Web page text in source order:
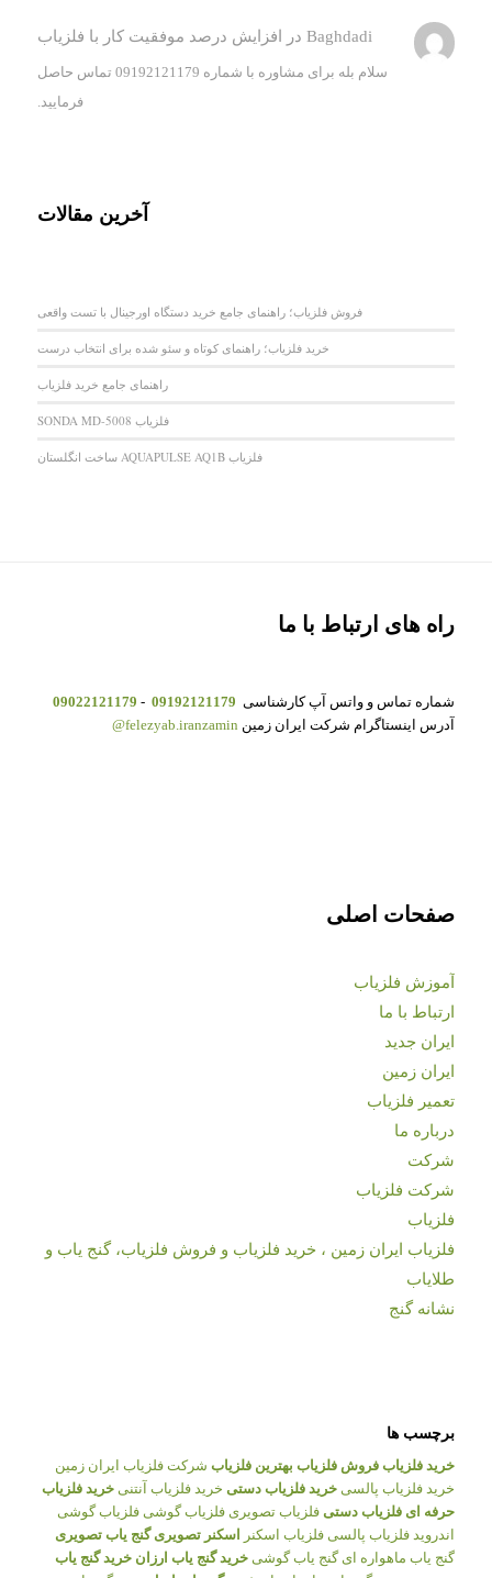
Baghdadi در افزایش درصد موفقیت کار با فلزیاب
سلام بله برای مشاوره با شماره 09192121179 تماس حاصل
فرمایید.
آخرین مقالات
فروش فلزیاب؛ راهنمای جامع خرید دستگاه اورجینال با تست واقعی
خرید فلزیاب؛ راهنمای کوتاه و سئو شده برای انتخاب درست
راهنمای جامع خرید فلزیاب
فلزیاب SONDA MD-5008
فلزیاب AQUAPULSE AQ1B ساخت انگلستان
راه های ارتباط با ما
شماره تماس و واتس آپ کارشناسی 09192121179
-
09022121179
آدرس اینستاگرام شرکت ایران زمین felezyab.iranzamin@
صفحات اصلی
آموزش فلزیاب
ارتباط با ما
ایران جدید
ایران زمین
تعمیر فلزیاب
درباره ما
شرکت
شرکت فلزیاب
فلزیاب
فلزیاب ایران زمین ، خرید فلزیاب و فروش فلزیاب، گنج یاب و
طلایاب
نشانه گنج
برچسب ها
خرید فلزیاب فروش فلزیاب بهترین فلزیاب شرکت فلزیاب ایران زمین
خرید فلزیاب پالسی خرید فلزیاب دستی خرید فلزیاب آنتنی خرید فلزیاب
حرفه ای فلزیاب دستی فلزیاب تصویری فلزیاب گوشی فلزیاب گوشی
اندروید فلزیاب پالسی فلزیاب اسکنر اسکنر تصویری گنج یاب تصویری
گنج یاب ماهواره ای گنج یاب گوشی خرید گنج یاب ارزان خرید گنج یاب